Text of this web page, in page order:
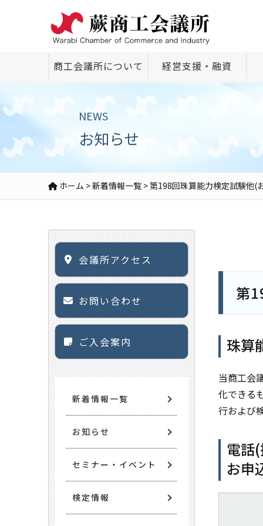
商工会議所について 経営支援・融資
NEWS
お知らせ
ホーム >新着情報一覧 >第198回珠算能力検定試験他(
会議所アクセス
お問い合わせ
ご入会案内
新着情報一覧
お知らせ
セミナー・イベント
検定情報
第
珠算
当商工会
化できる
行および
電話
お申